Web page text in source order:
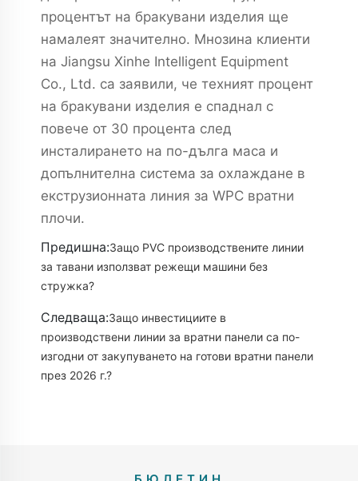
процентът на бракувани изделия ще
намалеят значително. Мнозина клиенти
на Jiangsu Xinhe Intelligent Equipment
Co., Ltd. са заявили, че техният процент
на бракувани изделия е спаднал с
повече от 30 процента след
инсталирането на по-дълга маса и
допълнителна система за охлаждане в
екструзионната линия за WPC вратни
плочи.
Предишна:Защо PVC производствените линии
за тавани използват режещи машини без
стружка?
Следваща:Защо инвестициите в
производствени линии за вратни панели са по-
изгодни от закупуването на готови вратни панели
през 2026 г.?